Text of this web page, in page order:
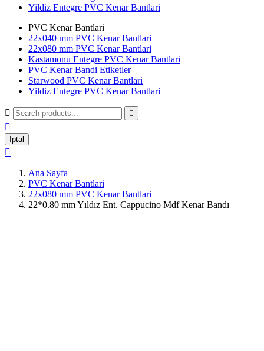
Yildiz Entegre PVC Kenar Bantlari
PVC Kenar Bantlari
22x040 mm PVC Kenar Bantlari
22x080 mm PVC Kenar Bantlari
Kastamonu Entegre PVC Kenar Bantlari
PVC Kenar Bandi Etiketler
Starwood PVC Kenar Bantlari
Yildiz Entegre PVC Kenar Bantlari
 

İptal

Ana Sayfa
PVC Kenar Bantlari
22x080 mm PVC Kenar Bantlari
22*0.80 mm Yıldız Ent. Cappucino Mdf Kenar Bandı